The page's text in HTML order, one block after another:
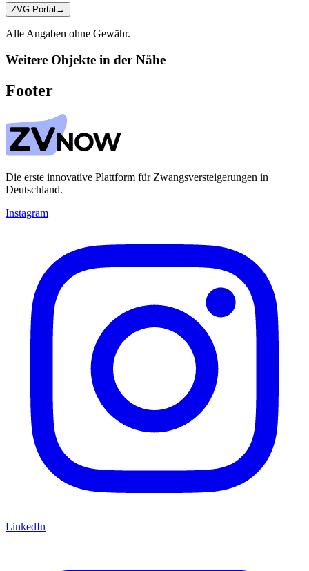
ZVG-Portal →
Alle Angaben ohne Gewähr.
Weitere Objekte in der Nähe
Footer
Die erste innovative Plattform für Zwangsversteigerungen in
Deutschland.
Instagram
LinkedIn